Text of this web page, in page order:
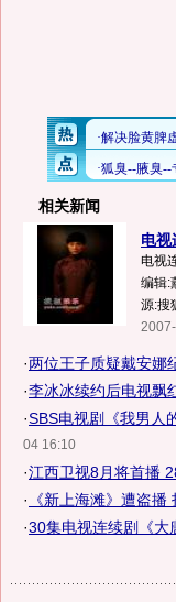
相关新闻
电视
电视
编辑:
源:搜
·两位王子质疑戴安娜
·李冰冰续约后电视飘
·SBS电视剧《我男人
04 16:10
·江西卫视8月将首播
· 《新上海滩》遭盗
·30集电视连续剧《大